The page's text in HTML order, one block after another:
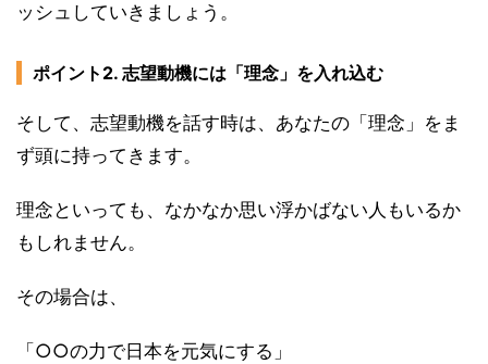
ッシュしていきましょう。
ポイント2. 志望動機には「理念」を入れ込む
そして、志望動機を話す時は、あなたの「理念」をま
ず頭に持ってきます。
理念といっても、なかなか思い浮かばない人もいるか
もしれません。
その場合は、
「○○の力で日本を元気にする」